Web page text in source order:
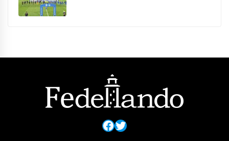
Facebook
Twitter